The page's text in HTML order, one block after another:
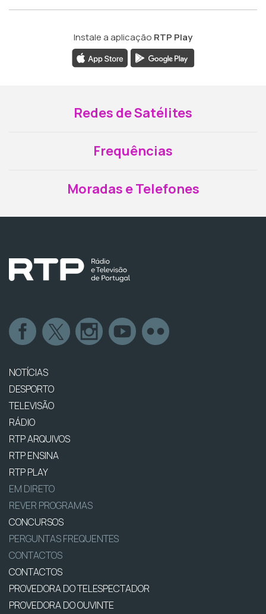
Instale a aplicação RTP Play
Redes de Satélites
Frequências
Moradas e Telefones
NOTÍCIAS
DESPORTO
TELEVISÃO
RÁDIO
RTP ARQUIVOS
RTP ENSINA
RTP PLAY
EM DIRETO
REVER PROGRAMAS
CONCURSOS
PERGUNTAS FREQUENTES
CONTACTOS
CONTACTOS
PROVEDORA DO TELESPECTADOR
PROVEDORA DO OUVINTE